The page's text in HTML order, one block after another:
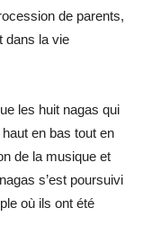
de parents,
dans la vie
les huit nagas qui
en bas tout en
de la musique et
s’est poursuivi
où ils ont été